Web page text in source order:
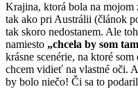
Krajina, ktorá bola na mojom
tak ako pri Austrálii (článok
tak skoro nedostanem. Ale
namiesto „chcela by som
krásne scenérie, na ktoré
chcem vidieť na vlastné oči.
by bolo niečo! Či sa to